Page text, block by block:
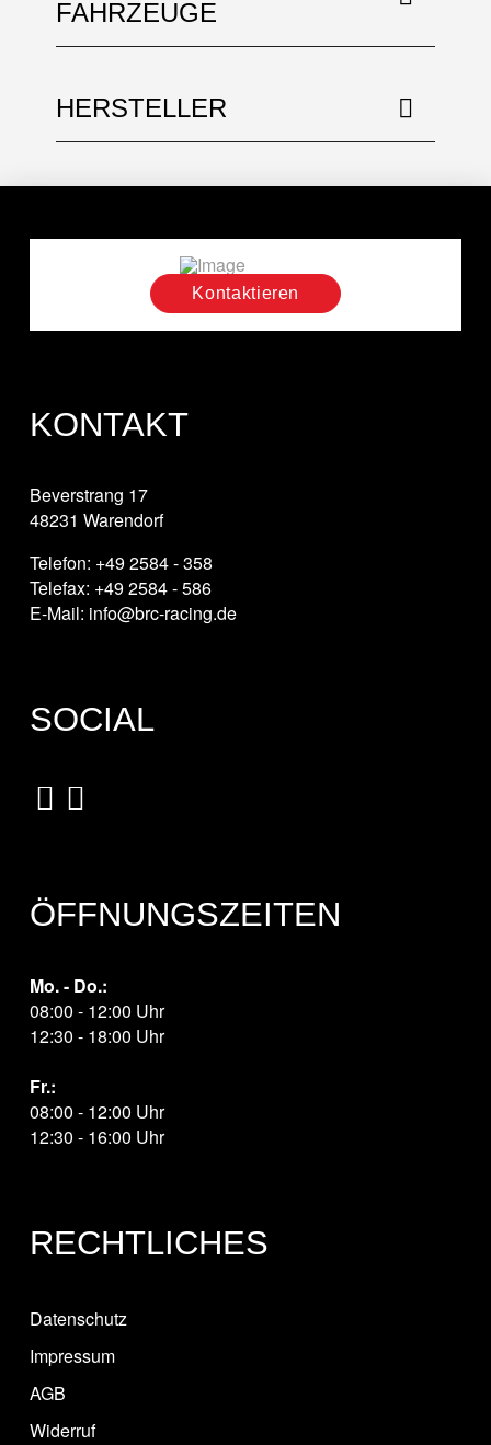
FAHRZEUGE
HERSTELLER
Kontaktieren
KONTAKT
Beverstrang 17
48231 Warendorf
Telefon: +49 2584 - 358
Telefax: +49 2584 - 586
E-Mail: info@brc-racing.de
SOCIAL
ÖFFNUNGSZEITEN
Mo. - Do.:
08:00 - 12:00 Uhr
12:30 - 18:00 Uhr
Fr.:
08:00 - 12:00 Uhr
12:30 - 16:00 Uhr
RECHTLICHES
Datenschutz
Impressum
AGB
Widerruf